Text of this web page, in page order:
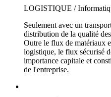
LOGISTIQUE /
Seulement avec un
distribution de la qualité
Outre le flux de matériaux
logistique, le flux sécurisé
importance capitale et
de l'entreprise.